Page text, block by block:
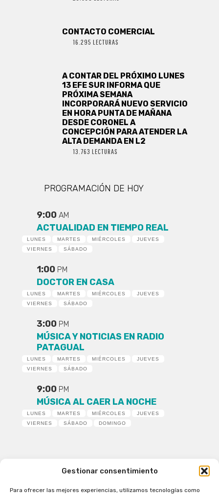
Gestionar consentimiento
Para ofrecer las mejores experiencias, utilizamos tecnologías como
CONTACTO COMERCIAL
16.295 LECTURAS
A CONTAR DEL PRÓXIMO LUNES
13 EFE SUR INFORMA QUE
PRÓXIMA SEMANA
INCORPORARÁ NUEVO SERVICIO
EN HORA PUNTA DE MAÑANA
DESDE CORONEL A
CONCEPCIÓN PARA ATENDER LA
ALTA DEMANDA EN L2
13.763 LECTURAS
PROGRAMACIÓN DE HOY
9:00 AM
ACTUALIDAD EN TIEMPO REAL
LUNES MARTES MIÉRCOLES
JUEVES
VIERNES
SÁBADO
1:00 PM
DOCTOR EN CASA
LUNES MARTES MIÉRCOLES
JUEVES
VIERNES
SÁBADO
3:00 PM
MÚSICA Y NOTICIAS EN RADIO
PATAGUAL
LUNES MARTES MIÉRCOLES
JUEVES
VIERNES
SÁBADO
9:00 PM
MÚSICA AL CAER LA NOCHE
LUNES MARTES MIÉRCOLES
JUEVES
VIERNES
SÁBADO DOMINGO